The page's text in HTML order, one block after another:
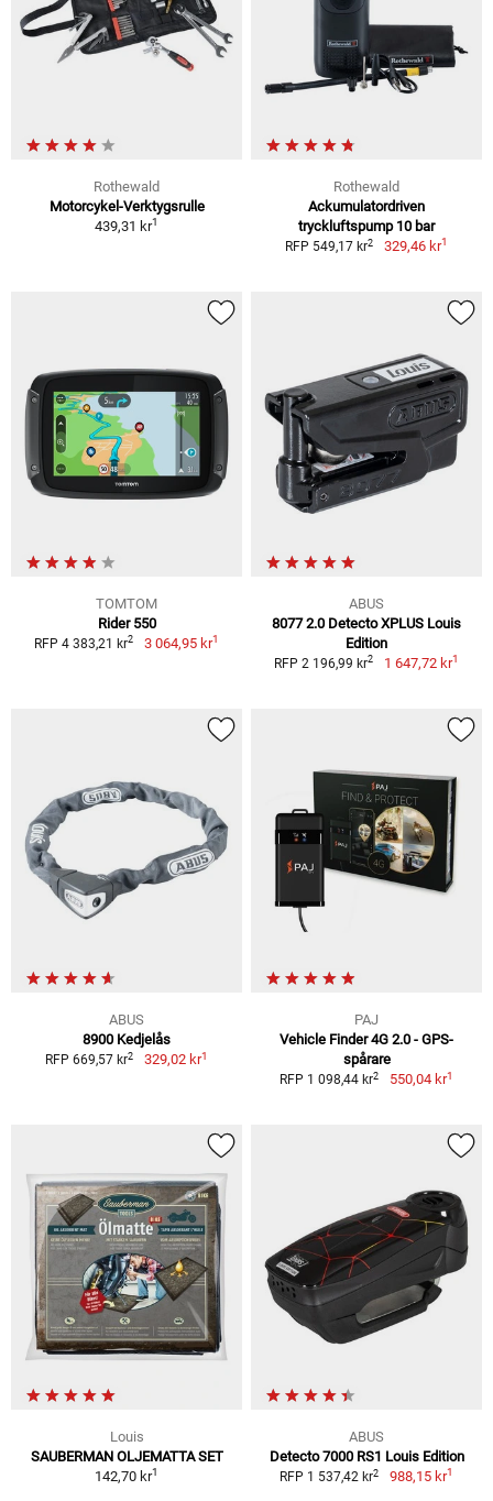
Rothewald
Motorcykel-Verktygsrulle
439,31 kr1
Rothewald
Ackumulatordriven
tryckluftspump 10 bar
RFP 549,17 kr2 329,46 kr1
TOMTOM
Rider 550
RFP 4 383,21 kr2 3 064,95 kr1
ABUS
8077 2.0 Detecto XPLUS Louis
Edition
RFP 2 196,99 kr2 1 647,72 kr1
ABUS
8900 Kedjelås
RFP 669,57 kr2 329,02 kr1
PAJ
Vehicle Finder 4G 2.0 - GPS-
spårare
RFP 1 098,44 kr2 550,04 kr1
Louis
SAUBERMAN OLJEMATTA SET
142,70 kr1
ABUS
Detecto 7000 RS1 Louis Edition
RFP 1 537,42 kr2 988,15 kr1